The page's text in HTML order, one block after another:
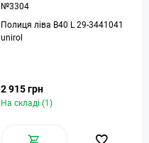
№3304
Полиця ліва B40 L 29-3441041
unirol
2 915 грн
На складі (1)